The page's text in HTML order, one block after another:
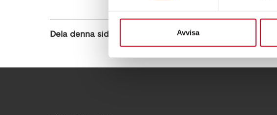
Avvisa
Dela denna sida: